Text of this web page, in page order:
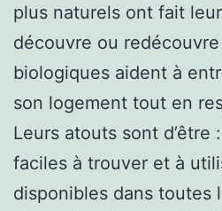
plus naturels ont fait
découvre ou
biologiques aident à
son logement tout en
Leurs atouts sont d’être
faciles à trouver et à
disponibles dans toutes